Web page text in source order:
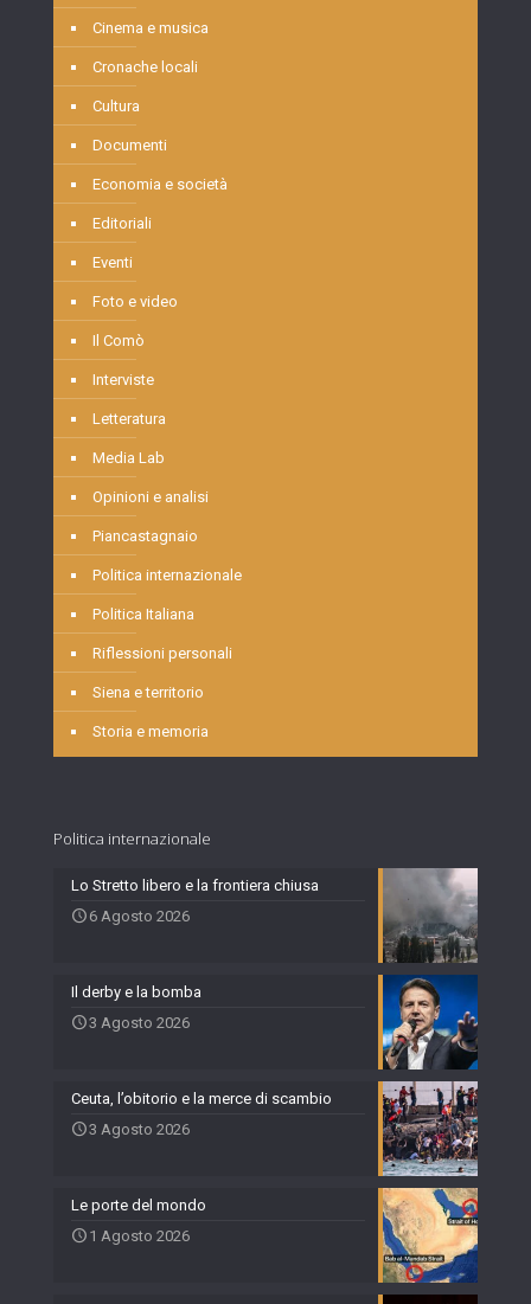
Cinema e musica
Cronache locali
Cultura
Documenti
Economia e società
Editoriali
Eventi
Foto e video
Il Comò
Interviste
Letteratura
Media Lab
Opinioni e analisi
Piancastagnaio
Politica internazionale
Politica Italiana
Riflessioni personali
Siena e territorio
Storia e memoria
Politica internazionale
Lo Stretto libero e la frontiera chiusa
6 Agosto 2026
Il derby e la bomba
3 Agosto 2026
Ceuta, l’obitorio e la merce di scambio
3 Agosto 2026
Le porte del mondo
1 Agosto 2026